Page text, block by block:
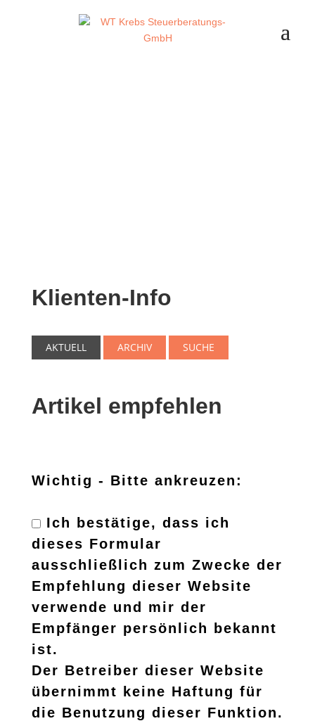
Klienten-Info
AKTUELL ARCHIV SUCHE
Artikel empfehlen
Wichtig - Bitte ankreuzen:
Ich bestätige, dass ich
dieses Formular
ausschließlich zum Zwecke der
Empfehlung dieser Website
verwende und mir der
Empfänger persönlich bekannt
ist.
Der Betreiber dieser Website
übernimmt keine Haftung für
die Benutzung dieser Funktion.